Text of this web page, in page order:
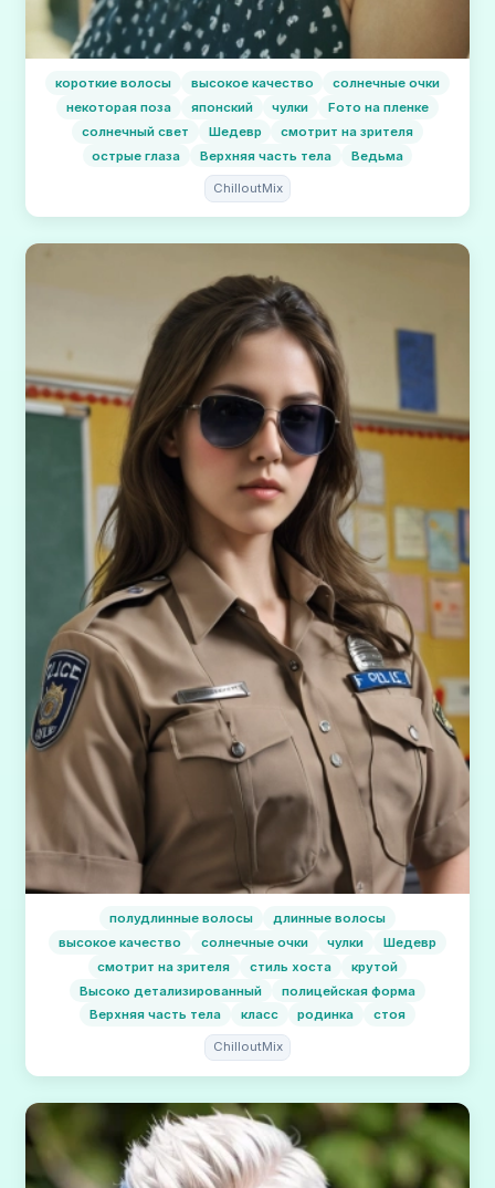
короткие волосы высокое качество
солнечные очки
некоторая поза
японский чулки
Fото на пленке
солнечный свет
Шедевр
смотрит на зрителя
острые глаза
Верхняя часть тела Ведьма
ChilloutMix
полудлинные волосы
длинные волосы
высокое качество
солнечные очки чулки
Шедевр
смотрит на зрителя
стиль хоста
крутой
Высоко детализированный
полицейская форма
Верхняя часть тела
класс родинка стоя
ChilloutMix